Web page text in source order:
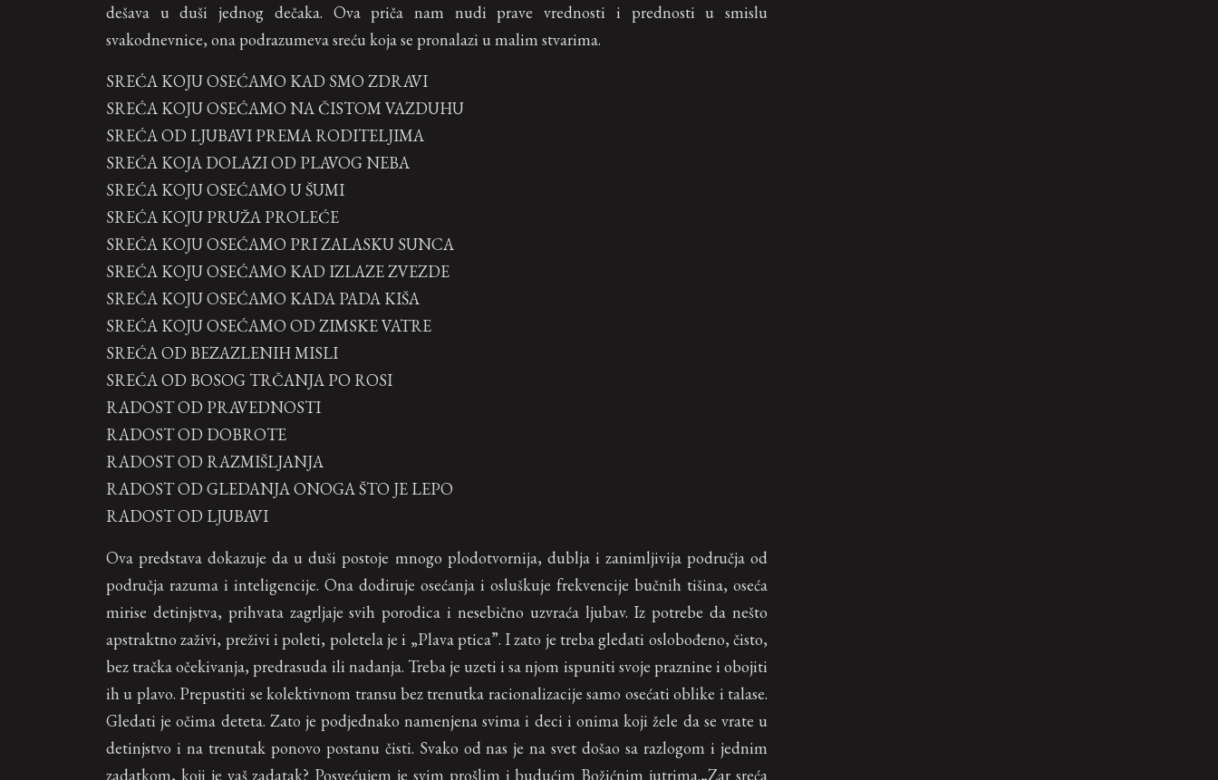
dešava u duši jednog dečaka. Ova priča nam nudi prave vrednosti i prednosti u smislu
svakodnevnice, ona podrazumeva sreću koja se pronalazi u malim stvarima.
SREĆA KOJU OSEĆAMO KAD SMO ZDRAVI
SREĆA KOJU OSEĆAMO NA ČISTOM VAZDUHU
SREĆA OD LJUBAVI PREMA RODITELJIMA
SREĆA KOJA DOLAZI OD PLAVOG NEBA
SREĆA KOJU OSEĆAMO U ŠUMI
SREĆA KOJU PRUŽA PROLEĆE
SREĆA KOJU OSEĆAMO PRI ZALASKU SUNCA
SREĆA KOJU OSEĆAMO KAD IZLAZE ZVEZDE
SREĆA KOJU OSEĆAMO KADA PADA KIŠA
SREĆA KOJU OSEĆAMO OD ZIMSKE VATRE
SREĆA OD BEZAZLENIH MISLI
SREĆA OD BOSOG TRČANJA PO ROSI
RADOST OD PRAVEDNOSTI
RADOST OD DOBROTE
RADOST OD RAZMIŠLJANJA
RADOST OD GLEDANJA ONOGA ŠTO JE LEPO
RADOST OD LJUBAVI
Ova predstava dokazuje da u duši postoje mnogo plodotvornija, dublja i zanimljivija područja od
područja razuma i inteligencije. Ona dodiruje osećanja i osluškuje frekvencije bučnih tišina, oseća
mirise detinjstva, prihvata zagrljaje svih porodica i nesebično uzvraća ljubav. Iz potrebe da nešto
apstraktno zaživi, preživi i poleti, poletela je i „Plava ptica”. I zato je treba gledati oslobođeno, čisto,
bez tračka očekivanja, predrasuda ili nadanja. Treba je uzeti i sa njom ispuniti svoje praznine i obojiti
ih u plavo. Prepustiti se kolektivnom transu bez trenutka racionalizacije samo osećati oblike i talase.
Gledati je očima deteta. Zato je podjednako namenjena svima i deci i onima koji žele da se vrate u
detinjstvo i na trenutak ponovo postanu čisti. Svako od nas je na svet došao sa razlogom i jednim
zadatkom, koji je vaš zadatak? Posvećujem je svim prošlim i budućim Božićnim jutrima.„Zar sreća